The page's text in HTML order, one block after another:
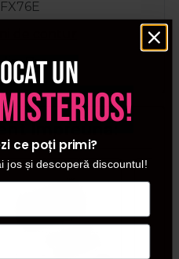
Pro un
ce poți primi?
jos și descoperă discountul!